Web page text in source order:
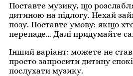
Поставте музику, що
дитиною на підлогу. Нехай
позу. Поставте умову: якщо
перепаде… Далі придумайте
Інший варіант: можете не
просто запросити дитину
послухати музику.